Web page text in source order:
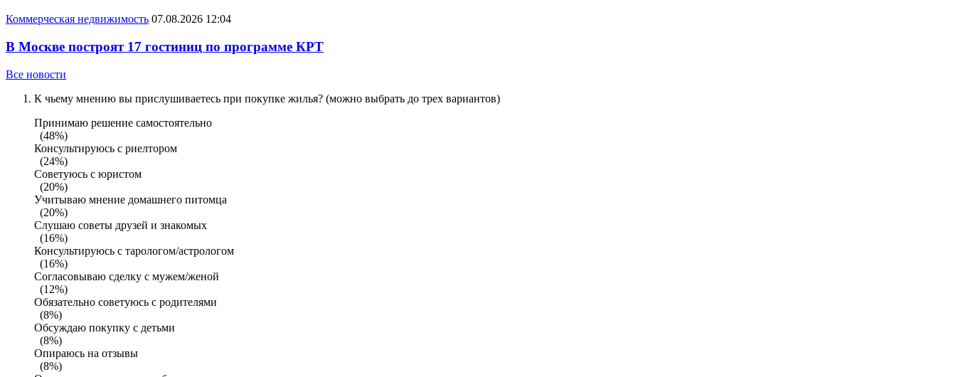
Коммерческая недвижимость 07.08.2026 12:04
В Москве построят 17 гостиниц по программе КРТ
Все новости
К чьему мнению вы прислушиваетесь при покупке жилья? (можно выбрать до трех вариантов)
Принимаю решение самостоятельно
(48%)
Консультируюсь с риелтором
(24%)
Советуюсь с юристом
(20%)
Учитываю мнение домашнего питомца
(20%)
Слушаю советы друзей и знакомых
(16%)
Консультируюсь с тарологом/астрологом
(16%)
Согласовываю сделку с мужем/женой
(12%)
Обязательно советуюсь с родителями
(8%)
Обсуждаю покупку с детьми
(8%)
Опираюсь на отзывы
(8%)